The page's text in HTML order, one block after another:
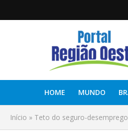
HOME MUNDO
Início » Teto do seguro-